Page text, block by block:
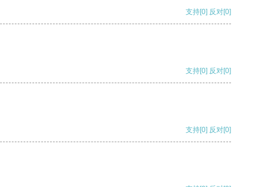
支持[0] 反对[0]
支持[0] 反对[0]
支持[0] 反对[0]